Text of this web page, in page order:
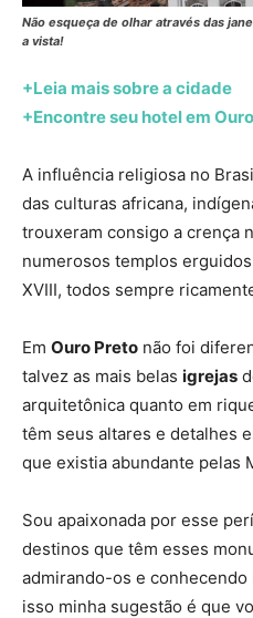
Não esqueça de olhar através das
a vista!
+Leia mais sobre a cidade
+Encontre seu hotel em
A influência religiosa no
das culturas africana,
trouxeram consigo a crença
numerosos templos
XVIII, todos sempre
Em Ouro Preto não foi
talvez as mais belas igrejas
arquitetônica quanto em
têm seus altares e detalhes
que existia abundante pelas
Sou apaixonada por esse
destinos que têm esses
admirando-os e
isso minha sugestão é que